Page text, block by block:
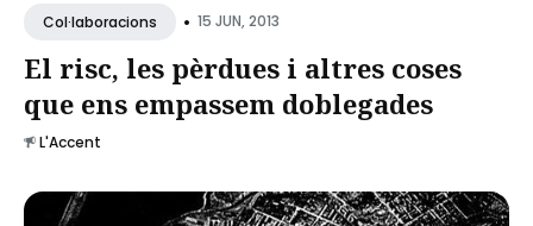
Col·laboracions • 15 JUN, 2013
El risc, les pèrdues i altres coses
que ens empassem doblegades
L'Accent